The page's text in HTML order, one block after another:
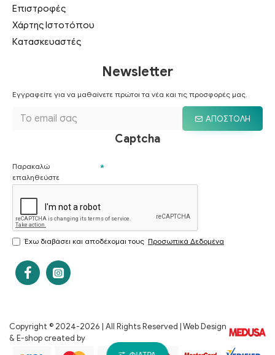
Επιστροφές
Χάρτης Ιστοτόπου
Κατασκευαστές
Newsletter
Εγγραφείτε για να μαθαίνετε πρώτοι τα νέα και τις προσφορές μας.
ΑΠΟΣΤΟΛΉ
Captcha
Παρακαλώ
επαληθεύστε
Έχω διαβάσει και αποδέχομαι τους Προσωπικά Δεδομένα
Copyright © 2024-2026 | All Rights Reserved | Web Design
& E-shop created by